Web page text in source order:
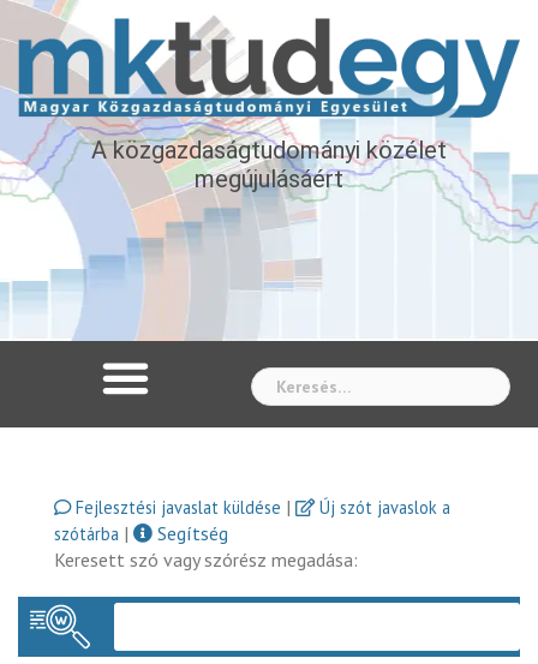
A közgazdaságtudományi közélet
megújulásáért
Fejlesztési javaslat küldése |
Új szót javaslok a
szótárba |
Segítség
Keresett szó vagy szórész megadása: